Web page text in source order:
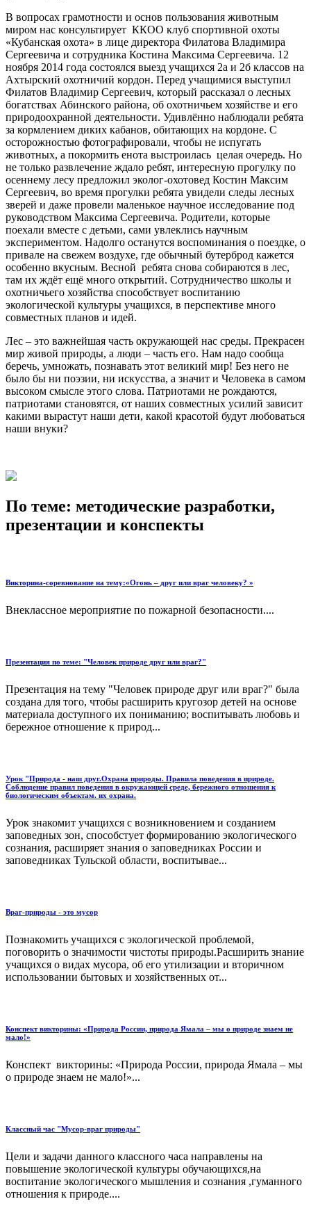
В вопросах грамотности и основ пользования животным
миром нас консультирует ККОО клуб спортивной охоты
«Кубанская охота» в лице директора Филатова Владимира
Сергеевича и сотрудника Костина Максима Сергеевича. 12
ноября 2014 года состоялся выезд учащихся 2а и 2б классов на
Ахтырский охотничий кордон. Перед учащимися выступил
Филатов Владимир Сергеевич, который рассказал о лесных
богатствах Абинского района, об охотничьем хозяйстве и его
природоохранной деятельности. Удивлённо наблюдали ребята
за кормлением диких кабанов, обитающих на кордоне. С
осторожностью фотографировали, чтобы не испугать
животных, а покормить енота выстроилась целая очередь. Но
не только развлечение ждало ребят, интересную прогулку по
осеннему лесу предложил эколог-охотовед Костин Максим
Сергеевич, во время прогулки ребята увидели следы лесных
зверей и даже провели маленькое научное исследование под
руководством Максима Сергеевича. Родители, которые
поехали вместе с детьми, сами увлеклись научным
экспериментом. Надолго останутся воспоминания о поездке, о
привале на свежем воздухе, где обычный бутерброд кажется
особенно вкусным. Весной ребята снова собираются в лес,
там их ждёт ещё много открытий. Сотрудничество школы и
охотничьего хозяйства способствует воспитанию
экологической культуры учащихся, в перспективе много
совместных планов и идей.
Лес – это важнейшая часть окружающей нас среды. Прекрасен
мир живой природы, а люди – часть его. Нам надо сообща
беречь, умножать, познавать этот великий мир! Без него не
было бы ни поэзии, ни искусства, а значит и Человека в самом
высоком смысле этого слова. Патриотами не рождаются,
патриотами становятся, от наших совместных усилий зависит
какими вырастут наши дети, какой красотой будут любоваться
наши внуки?
По теме: методические разработки,
презентации и конспекты
Викторина-соревнование на тему:«Огонь – друг или враг человеку? »
Внеклассное мероприятие по пожарной безопасности....
Презентация по теме: "Человек природе друг или враг?"
Презентация на тему "Человек природе друг или враг?" была
создана для того, чтобы расширить кругозор детей на основе
материала доступного их пониманию; воспитывать любовь и
бережное отношение к природ...
Урок "Природа - наш друг.Охрана природы. Правила поведения в природе.
Соблюдение правил поведения в окружающей среде, бережного отношения к
биологическим объектам. их охрана.
Урок знакомит учащихся с возникновением и созданием
заповедных зон, способстует формированию экологического
сознания, расширяет знания о заповедниках России и
заповедниках Тульской области, воспитывае...
Враг-природы - это мусор
Познакомить учащихся с экологической проблемой,
поговорить о значимости чистоты природы.Расширить знание
учащихся о видах мусора, об его утилизации и вторичном
использовании бытовых и хозяйственных от...
Конспект викторины: «Природа России, природа Ямала – мы о природе знаем не
мало!»
Конспект викторины: «Природа России, природа Ямала – мы
о природе знаем не мало!»...
Классный час "Мусор-враг природы"
Цели и задачи данного классного часа направлены на
повышение экологической культуры обучающихся,на
воспитание экологического мышления и сознания ,гуманного
отношения к природе....